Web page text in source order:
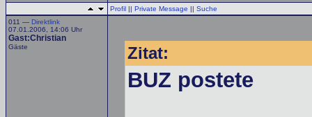
Profil || Private Message || Suche
011 — Direktlink
07.01.2006, 14:06 Uhr
Gast:Christian
Gäste Zitat:
BUZ postete